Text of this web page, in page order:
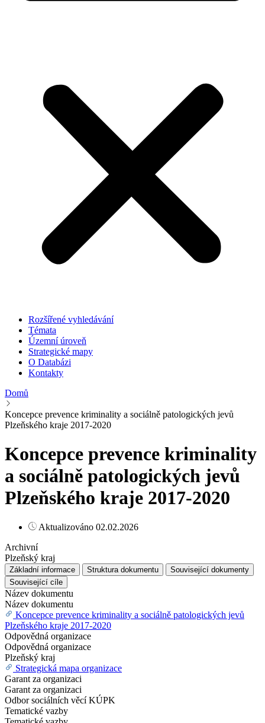
Rozšířené vyhledávání
Témata
Územní úroveň
Strategické mapy
O Databázi
Kontakty
Domů
Koncepce prevence kriminality a sociálně patologických jevů
Plzeňského kraje 2017-2020
Koncepce prevence kriminality
a sociálně patologických jevů
Plzeňského kraje 2017-2020
Aktualizováno 02.02.2026
Archivní
Plzeňský kraj
Základní informace Struktura dokumentu
Související dokumenty
Související cíle
Název dokumentu
Název dokumentu
Koncepce prevence kriminality a sociálně patologických jevů
Plzeňského kraje 2017-2020
Odpovědná organizace
Odpovědná organizace
Plzeňský kraj
Strategická mapa organizace
Garant za organizaci
Garant za organizaci
Odbor sociálních věcí KÚPK
Tematické vazby